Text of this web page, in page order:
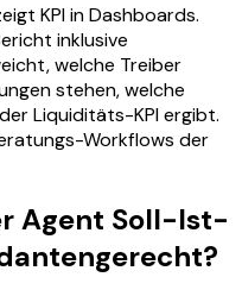
KPI in Dashboards.
inklusive
welche Treiber
stehen, welche
Liquiditäts-KPI ergibt.
Workflows der
Agent Soll-Ist-